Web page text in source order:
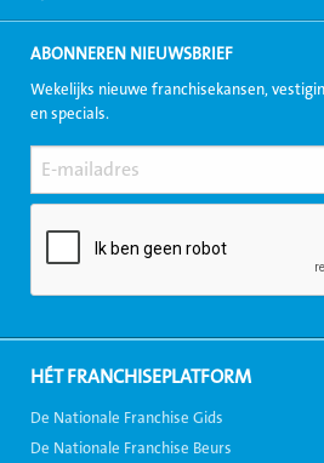
ABONNEREN NIEUWSBRIEF
Wekelijks nieuwe franchisekansen,
en specials.
HÉT FRANCHISEPLATFORM
De Nationale Franchise Gids
De Nationale Franchise Beurs